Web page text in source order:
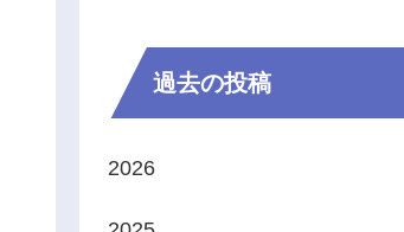
過去の投稿
2026